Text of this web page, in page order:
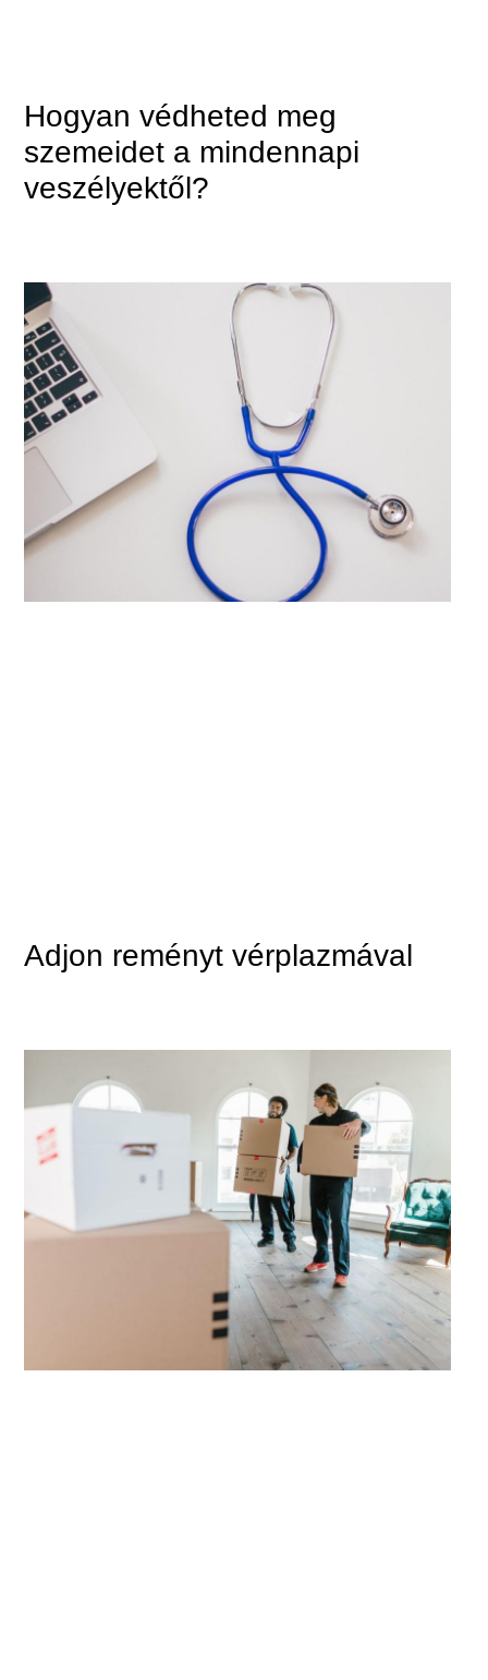
Hogyan védheted meg
szemeidet a mindennapi
veszélyektől?
Adjon reményt vérplazmával